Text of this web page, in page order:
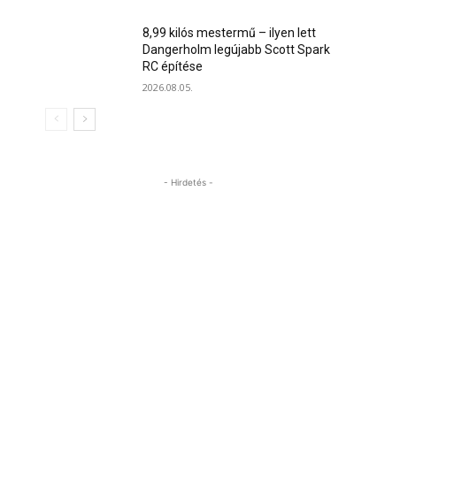
8,99 kilós mestermű – ilyen lett
Dangerholm legújabb Scott Spark
RC építése
2026.08.05.
- Hirdetés -